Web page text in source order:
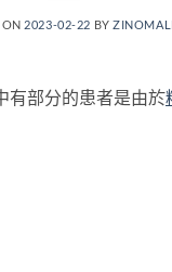
ON 2023-02-22 BYZINOMALL
有部分的患者是由於